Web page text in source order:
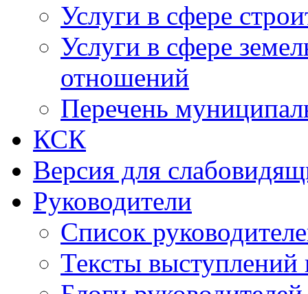
Услуги в сфере
Услуги в сфере
отношений
Перечень
КСК
Версия для
Руководители
Список
Тексты выступлений